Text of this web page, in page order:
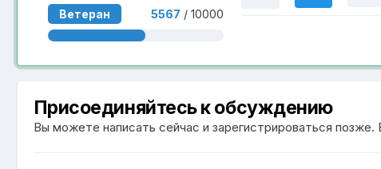
Ветеран 5567 / 10000
Присоединяйтесь к обсуждению
Вы можете написать сейчас и зарегистрироваться позже.